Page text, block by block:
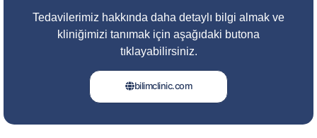
Tedavilerimiz hakkında daha detaylı bilgi almak ve
kliniğimizi tanımak için aşağıdaki butona
tıklayabilirsiniz.
bilimclinic.com